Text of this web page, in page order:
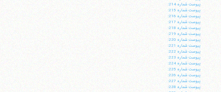
پيوست شماره 214:
پيوست شماره 215:
پيوست شماره 216:
پيوست شماره 217:
پيوست شماره 218:
پيوست شماره 219:
پيوست شماره 220:
پيوست شماره 221:
پيوست شماره 222:
پيوست شماره 223:
پيوست شماره 224:
پيوست شماره 225:
پيوست شماره 226:
پيوست شماره 227:
پيوست شماره 228: